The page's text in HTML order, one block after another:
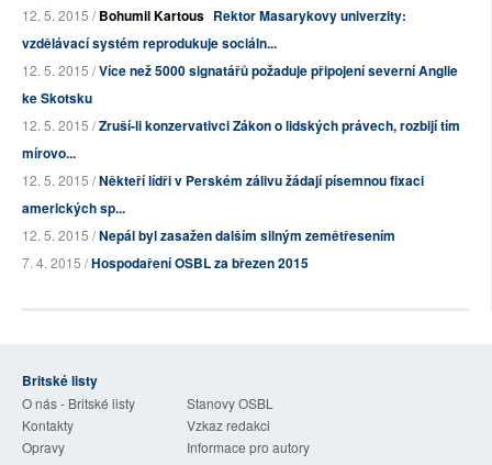
12. 5. 2015 /Bohumil Kartous Rektor Masarykovy univerzity:
vzdělávací systém reprodukuje sociáln...
12. 5. 2015 /Více než 5000 signatářů požaduje připojení severní Anglie
ke Skotsku
12. 5. 2015 /Zruší-li konzervativci Zákon o lidských právech, rozbijí tím
mírovo...
12. 5. 2015 /Někteří lídři v Perském zálivu žádají písemnou fixaci
amerických sp...
12. 5. 2015 /Nepál byl zasažen dalším silným zemětřesením
7. 4. 2015 /Hospodaření OSBL za březen 2015
Britské listy
O nás - Britské listy
Stanovy OSBL
Kontakty
Vzkaz redakci
Opravy
Informace pro autory